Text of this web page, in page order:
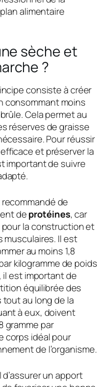
alimentaire
sèche et
?
consiste à créer
consommant moins
Cela permet au
réserves de graisse
Pour réussir
et préserver la
important de suivre
de
deprotéines, car
la construction et
musculaires. Il est
au moins 1,8
kilogramme de poids
il est important de
équilibrée des
au long de la
à eux, doivent
gramme par
corps idéal pour
de l’organisme.
un apport